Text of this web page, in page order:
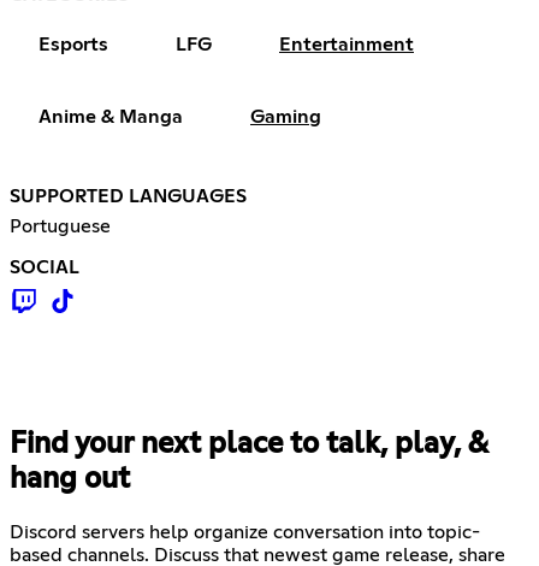
Esports LFG Entertainment
Anime & Manga Gaming
SUPPORTED LANGUAGES
Portuguese
SOCIAL
Find your next place to talk, play, &
hang out
Discord servers help organize conversation into topic-
based channels. Discuss that newest game release, share